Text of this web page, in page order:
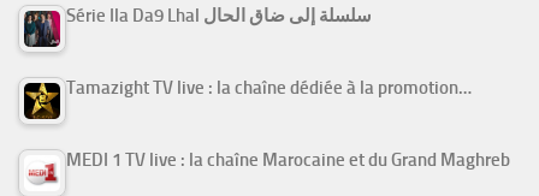
Série Ila Da9 Lhal سلسلة إلى ضاق الحال
Tamazight TV live : la chaîne dédiée à la promotion…
MEDI 1 TV live : la chaîne Marocaine et du Grand Maghreb